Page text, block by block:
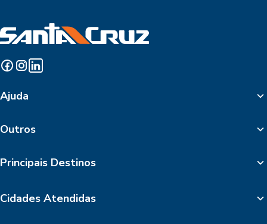
Ajuda
Outros
Principais Destinos
Cidades Atendidas